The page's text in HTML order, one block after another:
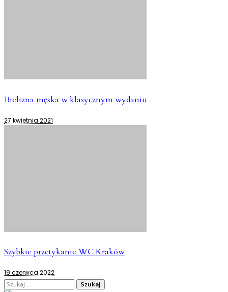
Bielizna męska w klasycznym wydaniu
27 kwietnia 2021
Szybkie przetykanie WC Kraków
19 czerwca 2022
Szukaj: